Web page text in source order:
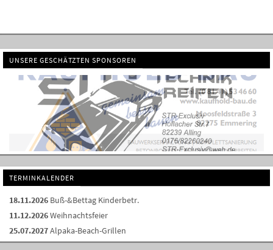
UNSERE GESCHÄTZTEN SPONSOREN
TERMINKALENDER
18.11.2026 Buß-&Bettag Kinderbetr.
11.12.2026Weihnachtsfeier
25.07.2027Alpaka-Beach-Grillen